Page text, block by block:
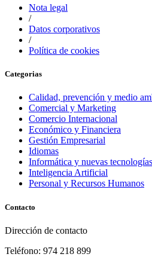
Nota legal
/
Datos corporativos
/
Política de cookies
Categorias
Calidad, prevención y medio
Comercial y Marketing
Comercio Internacional
Económico y Financiera
Gestión Empresarial
Idiomas
Informática y nuevas tecnologías
Inteligencia Artificial
Personal y Recursos Humanos
Contacto
Dirección de contacto
Teléfono: 974 218 899